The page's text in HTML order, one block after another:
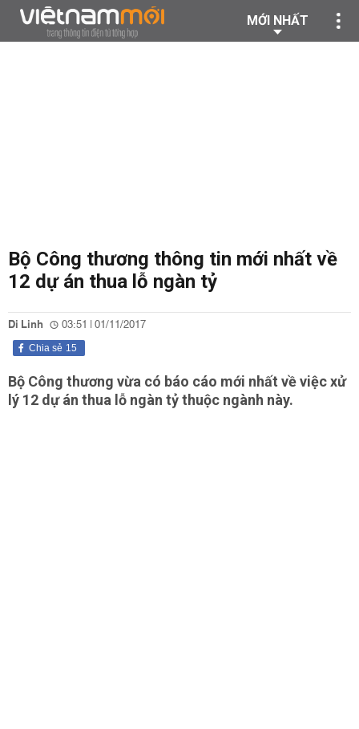
MỚI NHẤT
Bộ Công thương thông tin mới nhất về
12 dự án thua lỗ ngàn tỷ
Di Linh 03:51 | 01/11/2017
15
Chia sẻ
Bộ Công thương vừa có báo cáo mới nhất về việc xử
lý 12 dự án thua lỗ ngàn tỷ thuộc ngành này.